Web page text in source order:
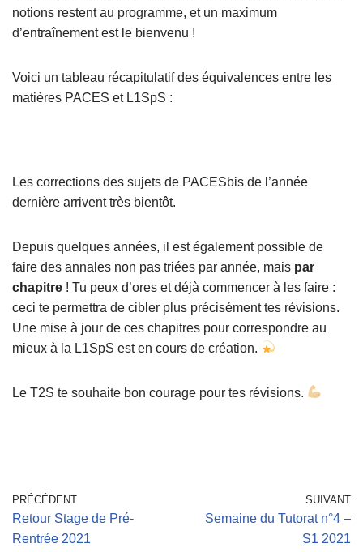
notions restent au programme, et un maximum
d’entraînement est le bienvenu !
Voici un tableau récapitulatif des équivalences entre les
matières PACES et L1SpS :
Les corrections des sujets de PACESbis de l’année
dernière arrivent très bientôt.
Depuis quelques années, il est également possible de
faire des annales non pas triées par année, mais par
chapitre ! Tu peux d’ores et déjà commencer à les faire :
ceci te permettra de cibler plus précisément tes révisions.
Une mise à jour de ces chapitres pour correspondre au
mieux à la L1SpS est en cours de création.
Le T2S te souhaite bon courage pour tes révisions.
PRÉCÉDENT
Retour Stage de Pré-
Rentrée 2021
SUIVANT
Semaine du Tutorat n°4 –
S1 2021